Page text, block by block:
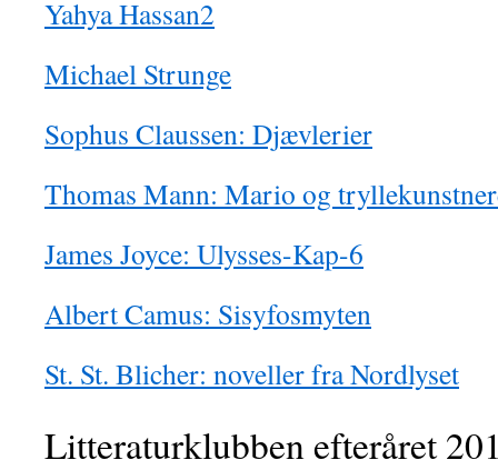
Yahya Hassan2
Michael Strunge
Sophus Claussen: Djævlerier
Thomas Mann: Mario og
James Joyce: Ulysses-Kap-6
Albert Camus: Sisyfosmyten
St. St. Blicher: noveller fra Nordlyset
Litteraturklubben efteråret